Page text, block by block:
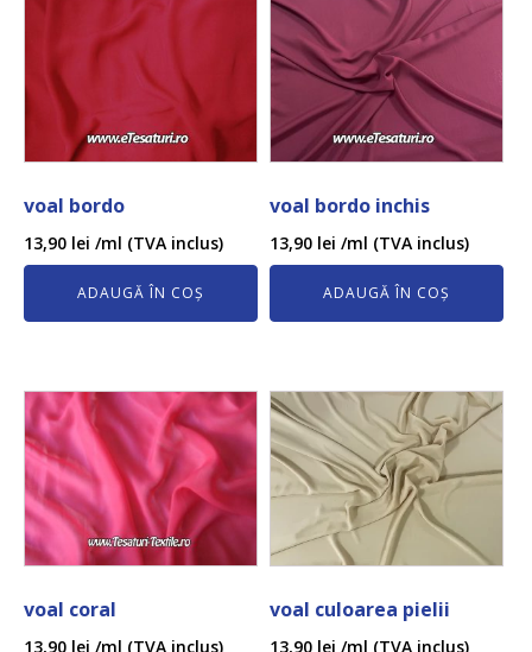
voal bordo
13,90 lei /ml (TVA inclus)
ADAUGĂ ÎN COȘ
voal bordo inchis
13,90 lei /ml (TVA inclus)
ADAUGĂ ÎN COȘ
voal coral
13,90 lei /ml (TVA inclus)
voal culoarea pielii
13,90 lei /ml (TVA inclus)